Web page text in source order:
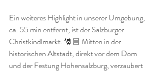
Ein weiteres Highlight in unserer Umgebung,
ca. 55 min entfernt, ist der Salzburger
Christkindlmarkt. 🎅🏼 Mitten in der
historischen Altstadt, direkt vor dem Dom
und der Festung Hohensalzburg, verzaubert